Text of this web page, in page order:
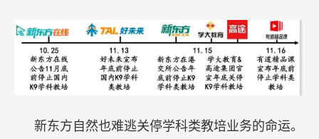
新东方自然也难逃关停学科类教培业务的命运。